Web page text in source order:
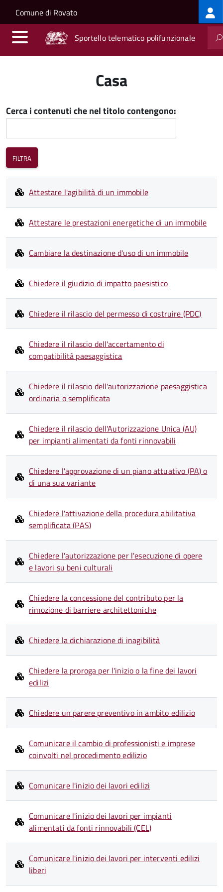
Salta al contenuto principale
Skip to site navigation
Comune di Rovato
Sportello telematico polifunzionale
Casa
Cerca i contenuti che nel titolo contengono:
Attestare l'agibilità di un immobile
Attestare le prestazioni energetiche di un immobile
Cambiare la destinazione d'uso di un immobile
Chiedere il giudizio di impatto paesistico
Chiedere il rilascio del permesso di costruire (PDC)
Chiedere il rilascio dell'accertamento di
compatibilità paesaggistica
Chiedere il rilascio dell'autorizzazione paesaggistica
ordinaria o semplificata
Chiedere il rilascio dell'Autorizzazione Unica (AU)
per impianti alimentati da fonti rinnovabili
Chiedere l'approvazione di un piano attuativo (PA) o
di una sua variante
Chiedere l'attivazione della procedura abilitativa
semplificata (PAS)
Chiedere l'autorizzazione per l'esecuzione di opere
e lavori su beni culturali
Chiedere la concessione del contributo per la
rimozione di barriere architettoniche
Chiedere la dichiarazione di inagibilità
Chiedere la proroga per l'inizio o la fine dei lavori
edilizi
Chiedere un parere preventivo in ambito edilizio
Comunicare il cambio di professionisti e imprese
coinvolti nel procedimento edilizio
Comunicare l'inizio dei lavori edilizi
Comunicare l'inizio dei lavori per impianti
alimentati da fonti rinnovabili (CEL)
Comunicare l'inizio dei lavori per interventi edilizi
liberi